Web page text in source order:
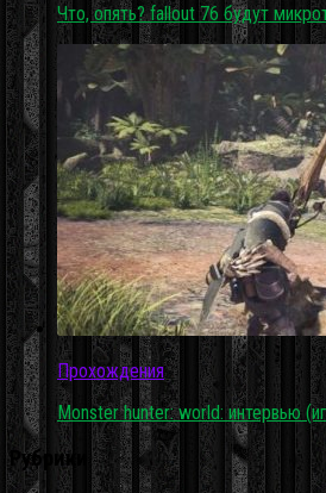
Что, опять? fallout 76 будут
Прохождения
Monster hunter: world: интервью
Рубрики